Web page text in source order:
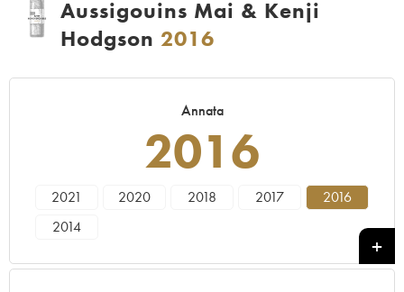
Aussigouins Mai & Kenji
Hodgson 2016
Annata
2016
2021 2020 2018 2017
2016
2014